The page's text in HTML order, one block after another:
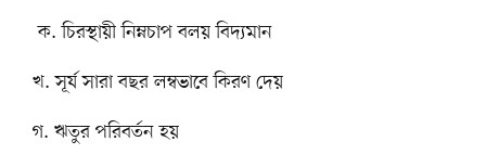
ক. চিরস্থায়ী নিম্নচাপ বলয় বিদ্যমান
খ. সূর্য সারা বছর লম্বভাবে কিরণ দেয়
গ. ঋতুর পরিবর্তন হয়